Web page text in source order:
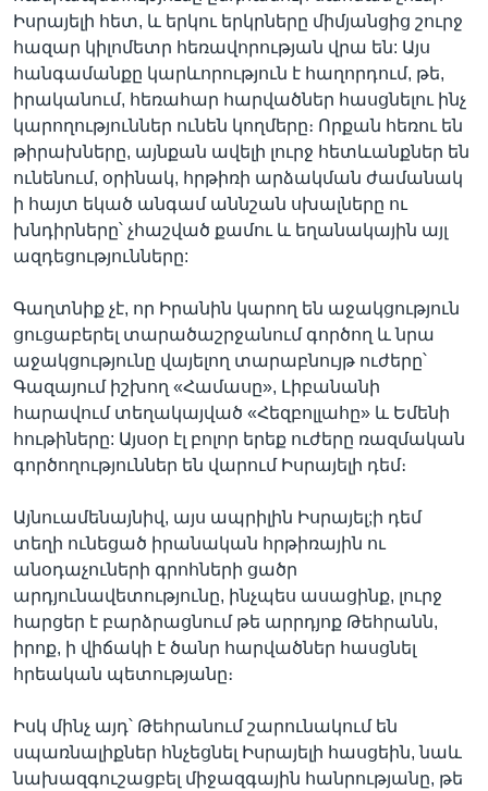
Իսրայելի հետ, և երկու երկրները միմյանցից շուրջ
հազար կիլոմետր հեռավորության վրա են: Այս
հանգամանքը կարևորություն է հաղորդում, թե,
իրականում, հեռահար հարվածներ հասցնելու ինչ
կարողություններ ունեն կողմերը։ Որքան հեռու են
թիրախները, այնքան ավելի լուրջ հետևանքներ են
ունենում, օրինակ, հրթիռի արձակման ժամանակ
ի հայտ եկած անգամ աննշան սխալները ու
խնդիրները՝ չհաշված քամու և եղանակային այլ
ազդեցությունները:
Գաղտնիք չէ, որ Իրանին կարող են աջակցություն
ցուցաբերել տարածաշրջանում գործող և նրա
աջակցությունը վայելող տարաբնույթ ուժերը՝
Գազայում իշխող «Համասը», Լիբանանի
հարավում տեղակայված «Հեզբոլլահը» և Եմենի
հութիները: Այսօր էլ բոլոր երեք ուժերը ռազմական
գործողություններ են վարում Իսրայելի դեմ։
Այնուամենայնիվ, այս ապրիլին Իսրայել;ի դեմ
տեղի ունեցած իրանական հրթիռային ու
անօդաչուների գրոհների ցածր
արդյունավետությունը, ինչպես ասացինք, լուրջ
հարցեր է բարձրացնում թե արրդյոք Թեհրանն,
իրոք, ի վիճակի է ծանր հարվածներ հասցնել
հրեական պետությանը։
Իսկ մինչ այդ՝ Թեհրանում շարունակում են
սպառնալիքներ հնչեցնել Իսրայելի հասցեին, նաև
նախազգուշացբել միջազգային հանրությանը, թե